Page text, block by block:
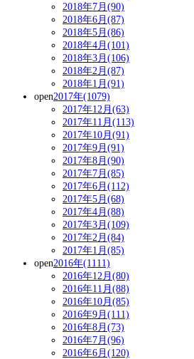
2018年7月(90)
2018年6月(87)
2018年5月(86)
2018年4月(101)
2018年3月(106)
2018年2月(87)
2018年1月(91)
open2017年(1079)
2017年12月(63)
2017年11月(113)
2017年10月(91)
2017年9月(91)
2017年8月(90)
2017年7月(85)
2017年6月(112)
2017年5月(68)
2017年4月(88)
2017年3月(109)
2017年2月(84)
2017年1月(85)
open2016年(1111)
2016年12月(80)
2016年11月(88)
2016年10月(85)
2016年9月(111)
2016年8月(73)
2016年7月(96)
2016年6月(120)